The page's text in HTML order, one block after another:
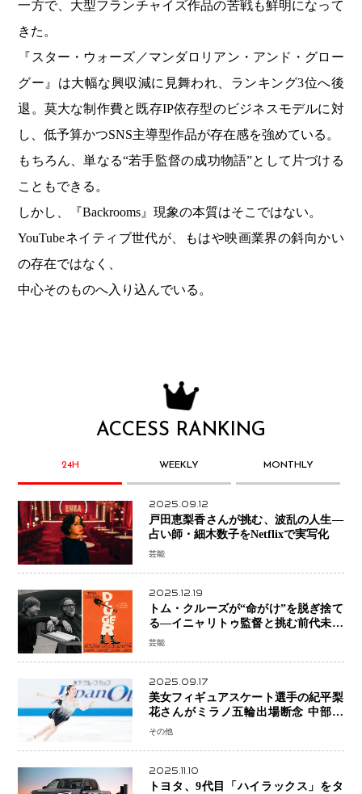
一方で、大型フランチャイズ作品の苦戦も鮮明になって
きた。
『スター・ウォーズ／マンダロリアン・アンド・グロー
グー』は大幅な興収減に見舞われ、ランキング3位へ後
退。莫大な制作費と既存IP依存型のビジネスモデルに対
し、低予算かつSNS主導型作品が存在感を強めている。
もちろん、単なる“若手監督の成功物語”として片づける
こともできる。
しかし、『Backrooms』現象の本質はそこではない。
YouTubeネイティブ世代が、もはや映画業界の斜向かい
の存在ではなく、
中心そのものへ入り込んでいる。
ACCESS RANKING
24H WEEKLY MONTHLY
2025.09.12
戸田恵梨香さんが挑む、波乱の人生―
占い師・細木数子をNetflixで実写化
芸能
2025.12.19
トム・クルーズが“命がけ”を脱ぎ捨て
る―イニャリトゥ監督と挑む前代未聞
の大惨事コメディ「DIGGER ディガ
芸能
2025.09.17
美女フィギュアスケート選手の紀平梨
花さんがミラノ五輪出場断念 中部選
手権欠場を発表「安全最優先の判断」
その他
2025.11.10
トヨタ、9代目「ハイラックス」をタ